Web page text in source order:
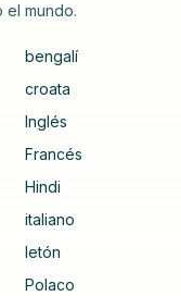
el mundo.
bengalí
croata
Inglés
Francés
Hindi
italiano
letón
Polaco